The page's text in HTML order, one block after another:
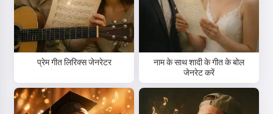
प्रेम गीत लिरिक्स जेनरेटर
नाम के साथ शादी के गीत के बोल
जेनरेट करें